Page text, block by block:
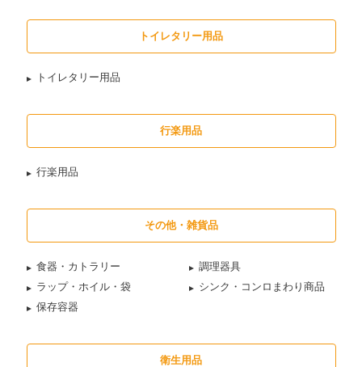
トイレタリー用品
トイレタリー用品
行楽用品
行楽用品
その他・雑貨品
食器・カトラリー
調理器具
ラップ・ホイル・袋
シンク・コンロまわり商品
保存容器
衛生用品